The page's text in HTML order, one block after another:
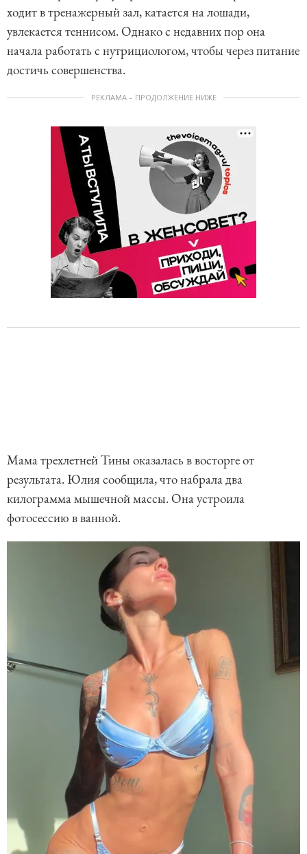
ходит в тренажерный зал, катается на лошади,
увлекается теннисом. Однако с недавних пор она
начала работать с нутрициологом, чтобы через питание
достичь совершенства.
РЕКЛАМА – ПРОДОЛЖЕНИЕ НИЖЕ
Мама трехлетней Тины оказалась в восторге от
результата. Юлия сообщила, что набрала два
килограмма мышечной массы. Она устроила
фотосессию в ванной.